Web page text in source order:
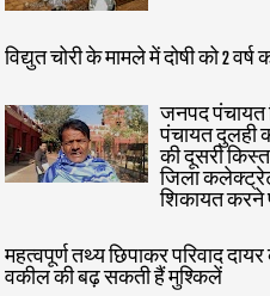
विद्युत चोरी के मामले में दोषी को 2
जनपद पंचायत
पंचायत दुलही
की दूसरी
जिला
शिकायत करने
महत्वपूर्ण तथ्य छिपाकर परिवाद
वकील की बढ़ सकती हैं मुश्किलें